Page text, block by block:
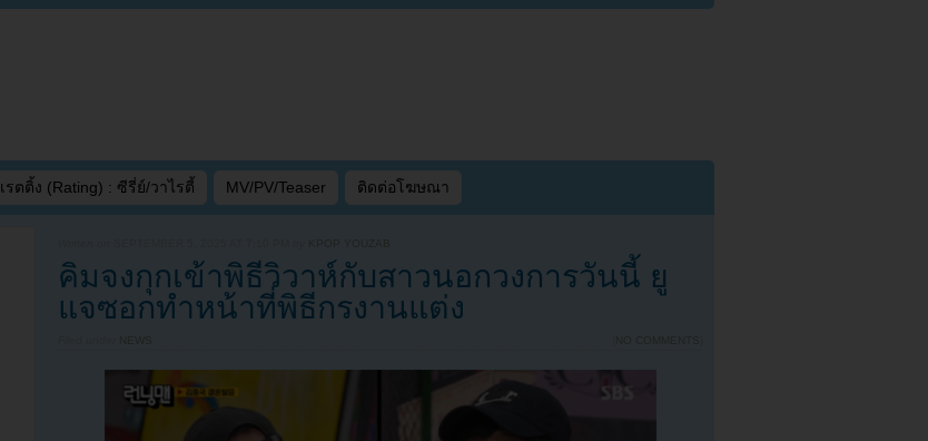
เรตติ้ง (Rating) : ซีรี่ย์/วาไรตี้ MV/PV/Teaser ติดต่อโฆษณา
KPOP YOUZAB
คิมจงกุกเข้าพิธีวิวาห์กับสาวนอกวงการวันนี้ ยู
แจซอกทำหน้าที่พิธีกรงานแต่ง
NEWS NO COMMENTS